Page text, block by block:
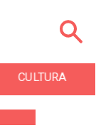
CULTURA